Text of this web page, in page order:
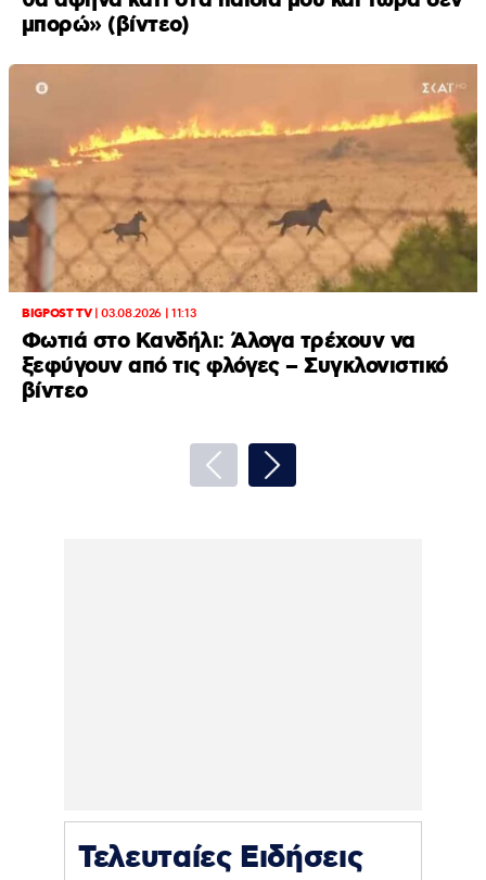
μπορώ» (βίντεο)
BIGPOST TV|03.08.2026 | 11:13
Φωτιά στο Κανδήλι: Άλογα τρέχουν να
ξεφύγουν από τις φλόγες – Συγκλονιστικό
βίντεο
Τελευταίες Ειδήσεις